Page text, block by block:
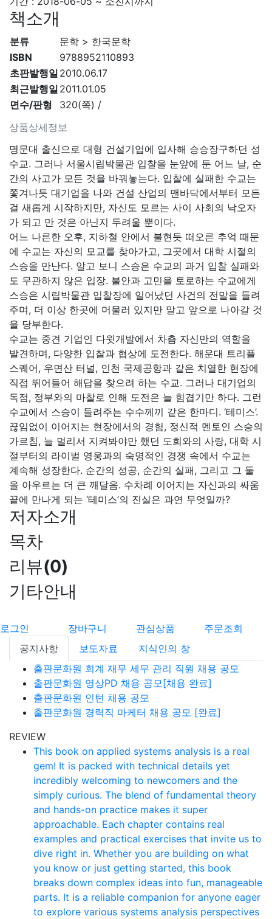
책소개
상품상세정보
분류
문학 > 한국문학
ISBN
9788952110893
초판발행일 2010.06.17
최근발행일 2011.01.05
면수/판형
320(쪽) /
명문대 출신으로 대형 건설기업에 입사해 승승장구하던 성
수교. 그러나 서울시립박물관 입찰을 눈앞에 둔 어느 날, 순
간의 사고가 모든 것을 바꿔놓는다. 입찰에 실패한 수교는
쫓겨나듯 대기업을 나와 건설 산업의 맨바닥에서부터 모든
걸 새롭게 시작하지만, 자신도 모르는 사이 사회의 낙오자
가 되고 만 것은 아닌지 두려울 뿐이다.
어느 나른한 오후, 지하철 안에서 불현듯 떠오른 추억 때문
에 수교는 자신의 모교를 찾아가고, 그곳에서 대학 시절의
스승을 만난다. 알고 보니 스승은 수교의 과거 입찰 실패와
도 무관하지 않은 입장. 불안과 고민을 토로하는 수교에게
스승은 시립박물관 입찰장에 일어났던 사건의 전말을 들려
주며, 더 이상 한곳에 머물러 있지만 말고 앞으로 나아갈 것
을 당부한다.
수교는 중견 기업인 다윗개발에서 차츰 자신만의 역할을
발견하며, 다양한 입찰과 협상에 도전한다. 해운대 트리플
스퀘어, 우면산 터널, 인천 국제공항과 같은 치열한 현장에
직접 뛰어들어 해답을 찾으려 하는 수교. 그러나 대기업의
독점, 정부와의 마찰로 인해 도전은 늘 힘겹기만 하다. 그런
수교에서 스승이 들려주는 수수께끼 같은 한마디. ‘테미스’.
끊임없이 이어지는 현장에서의 경험, 정신적 멘토인 스승의
가르침, 늘 멀리서 지켜봐야만 했던 도희와의 사랑, 대학 시
절부터의 라이벌 영웅과의 숙명적인 경쟁 속에서 수교는
계속해 성장한다. 순간의 성공, 순간의 실패, 그리고 그 둘
을 아우르는 더 큰 깨달음. 수차례 이어지는 자신과의 싸움
끝에 만나게 되는 ‘테미스’의 진실은 과연 무엇일까?
저자소개
목차
리뷰(0)
기타안내
로그인 장바구니 관심상품
주문조회
공지사항
보도자료
지식인의 창
출판문화원 회계 재무 세무 관리 직원 채용 공모
출판문화원 영상PD 채용 공모[채용 완료]
출판문화원 인턴 채용 공모
출판문화원 경력직 마케터 채용 공모 [완료]
REVIEW
This book on applied systems analysis is a real
gem! It is packed with technical details yet
incredibly welcoming to newcomers and the
simply curious. The blend of fundamental theory
and hands-on practice makes it super
approachable. Each chapter contains real
examples and practical exercises that invite us to
dive right in. Whether you are building on what
you know or just getting started, this book
breaks down complex ideas into fun, manageable
parts. It is a reliable companion for anyone eager
to explore various systems analysis perspectives